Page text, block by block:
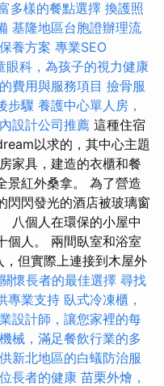
多樣的餐點選擇 換護照
基隆地區台胞證辦理流
養方案 專業SEO
眼科，為孩子的視力健康
費用與服務項目 撿骨服
步驟 養護中心單人房，
設計公司推薦 這種住宿
以求的，其中心主題
家具，建造的衣櫃和餐
景紅外桑拿。 為了營造
閃閃發光的酒店被玻璃窗
八個人在環保的小屋中
個人。 兩間臥室和浴室
，但實際上連接到木屋外
懷長者的最佳選擇 尋找
專業支持 臥式冷凍櫃，
設計師，讓您家裡的每
械，滿足餐飲行業的多
新北地區的白蟻防治服
長者的健康 苗栗外燴，